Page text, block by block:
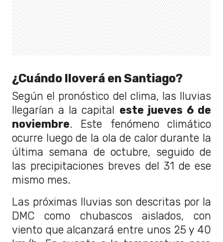
¿Cuándo lloverá en Santiago?
Según el pronóstico del clima, las lluvias
llegarían a la capital este jueves 6 de
noviembre. Este fenómeno climático
ocurre luego de la ola de calor durante la
última semana de octubre, seguido de
las precipitaciones breves del 31 de ese
mismo mes.
Las próximas lluvias son descritas por la
DMC como chubascos aislados, con
viento que alcanzará entre unos 25 y 40